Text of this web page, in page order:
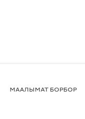
МААЛЫМАТ БОРБОР